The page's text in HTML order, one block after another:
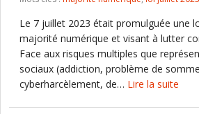
Le 7 juillet 2023 était promulguée une
majorité numérique et visant à lutter
Face aux risques multiples que
sociaux (addiction, problème de
cyberharcèlement, de… Lire la suite